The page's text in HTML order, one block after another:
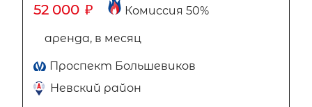
52 000 ₽ Комиссия 50%
аренда, в месяц
Проспект Большевиков
Невский район